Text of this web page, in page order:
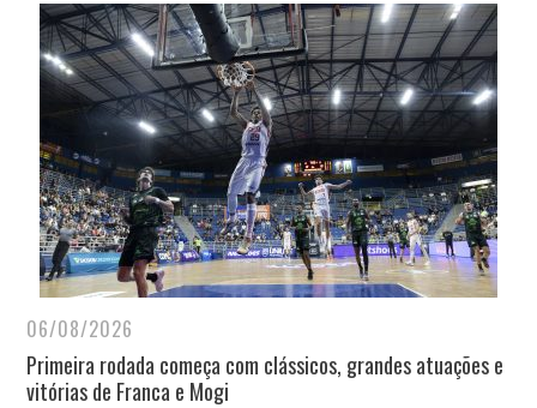
06/08/2026
Primeira rodada começa com clássicos, grandes atuações e
vitórias de Franca e Mogi